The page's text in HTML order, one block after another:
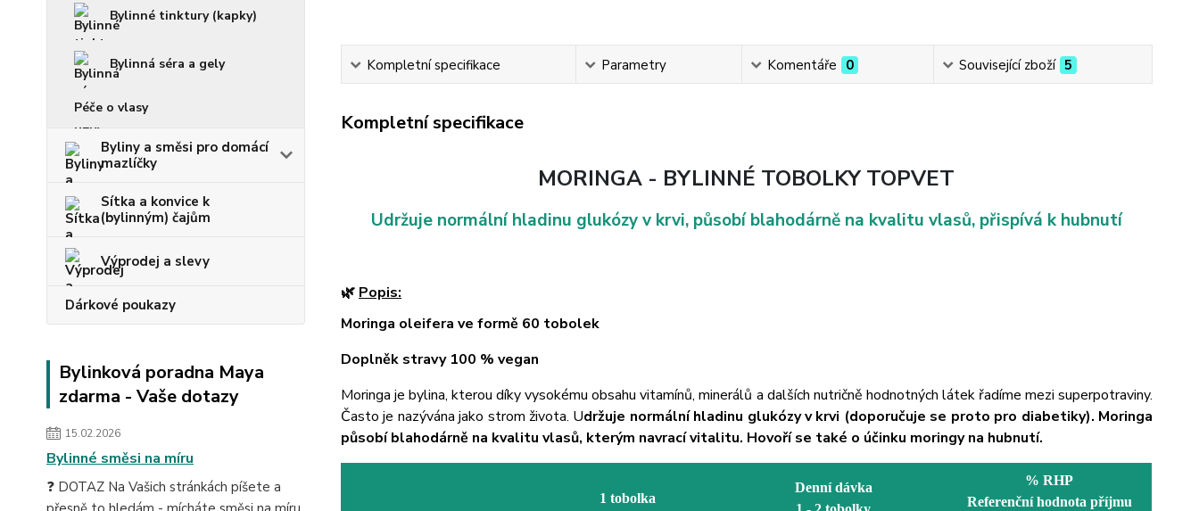
Bylinné tinktury (kapky)
Bylinná séra a gely
Péče o vlasy
Byliny a směsi pro domácí
mazlíčky
Sítka a konvice k
(bylinným) čajům
Výprodej a slevy
Dárkové poukazy
Bylinková poradna Maya
zdarma - Vaše dotazy
15.02.2026
Bylinné směsi na míru
❓ DOTAZ Na Vašich stránkách píšete a
Kompletní specifikace Parametry Komentáře 0 Související zboží 5
Kompletní specifikace
MORINGA - BYLINNÉ TOBOLKY TOPVET
Udržuje normální hladinu glukózy v krvi, působí blahodárně na kvalitu vlasů, přispívá k hubnutí
🌿 Popis:
Moringa oleifera ve formě 60 tobolek
Doplněk stravy 100 % vegan
Moringa je bylina, kterou díky vysokému obsahu vitamínů, minerálů a dalších nutričně hodnotných látek řadíme mezi superpotraviny.
Často je nazývána jako strom života. Udržuje normální hladinu glukózy v krvi (doporučuje se proto pro diabetiky). Moringa
působí blahodárně na kvalitu vlasů, kterým navrací vitalitu. Hovoří se také o účinku moringy na hubnutí.
1 tobolka
Denní dávka
% RHP
Referenční hodnota příjmu